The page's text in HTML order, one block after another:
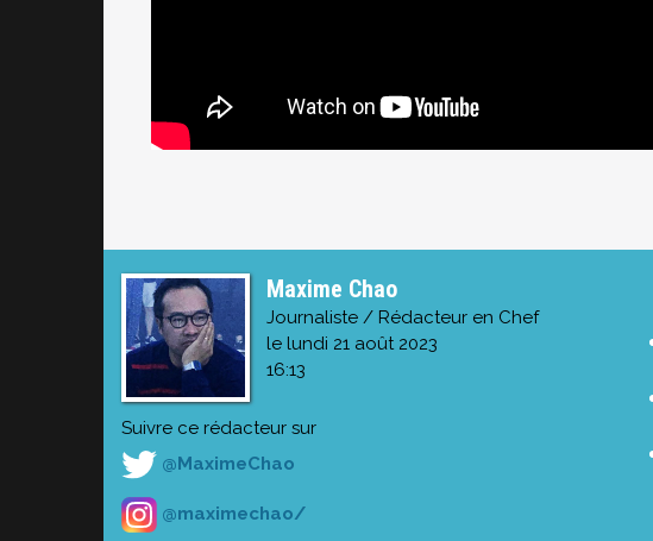
Maxime Chao
Journaliste / Rédacteur en Chef
le lundi 21 août 2023
16:13
Suivre ce rédacteur sur
@MaximeChao
@maximechao/